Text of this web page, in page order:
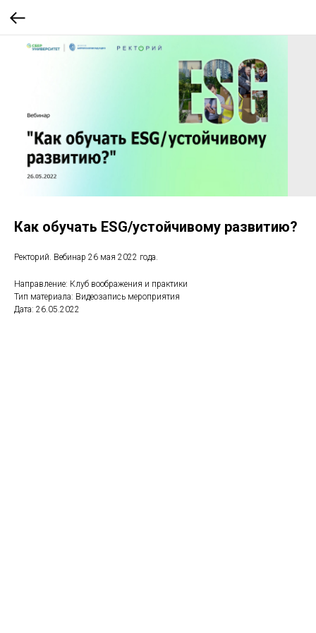
Как обучать ESG/уcтойчивому развитию?
Ректорий. Вебинар 26 мая 2022 года.
Направление: Клуб воображения и практики
Тип материала: Видеозапись мероприятия
Дата: 26.05.2022